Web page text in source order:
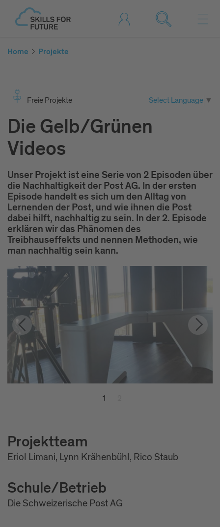
Home Projekte
Freie Projekte Select Language ▼
Die Gelb/Grünen
Videos
Unser Projekt ist eine Serie von 2 Episoden über
die Nachhaltigkeit der Post AG. In der ersten
Episode handelt es sich um den Alltag von
Lernenden der Post, und wie ihnen die Post
dabei hilft, nachhaltig zu sein. In der 2. Episode
erklären wir das Phänomen des
Treibhauseffekts und nennen Methoden, wie
man nachhaltig sein kann.
1
Projektteam
Eriol Limani, Lynn Krähenbühl, Rico Staub
Schule/Betrieb
Die Schweizerische Post AG